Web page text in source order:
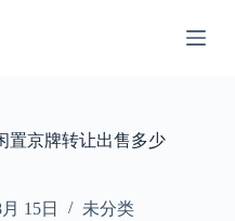
置京牌转让出售多少
15日 未分类